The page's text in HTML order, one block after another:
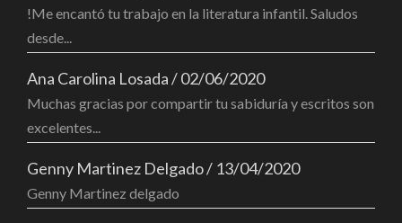
!Me encantó tu trabajo en la literatura infantil. Saludos
desde...
Ana Carolina Losada/02/06/2020
Muchas gracias por compartir tu sabiduría y escritos son
excelentes...
Genny Martinez Delgado/ 13/04/2020
Genny Martinez delgado